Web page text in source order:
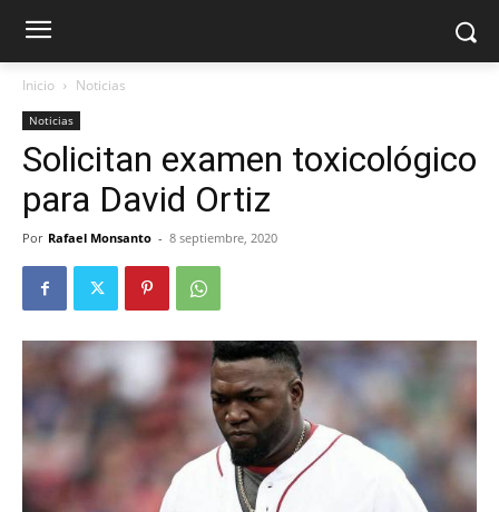
Inicio Noticias
Noticias
Solicitan examen toxicológico
para David Ortiz
Por Rafael Monsanto - 8 septiembre, 2020